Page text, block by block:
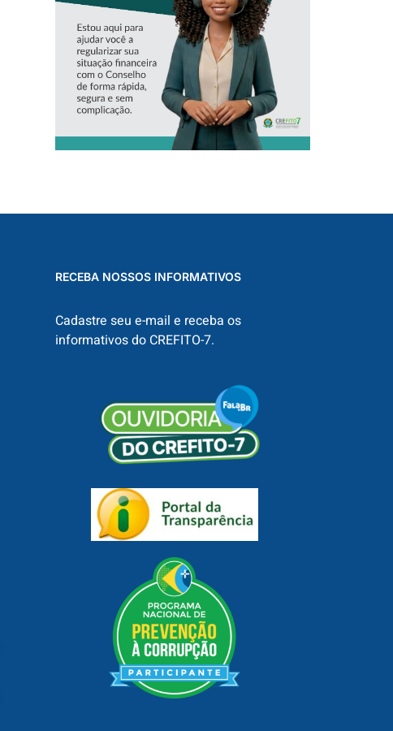
CREFITO-7
RECEBA NOSSOS INFORMATIVOS
Cadastre seu e-mail e receba os
informativos do CREFITO-7.